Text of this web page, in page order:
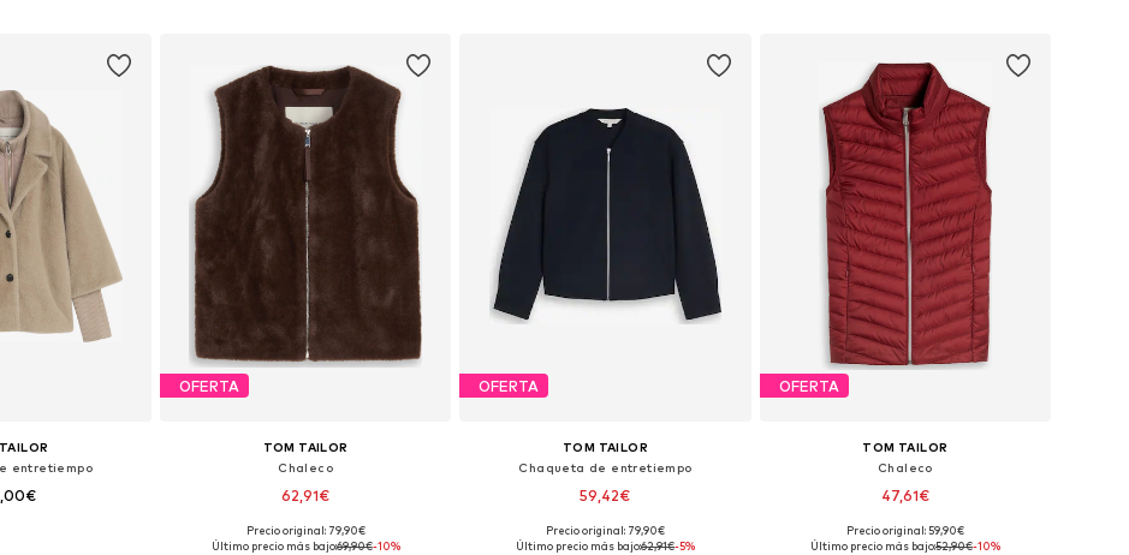
entretiempo
OFERTA
TOM TAILOR
Chaleco
62,91€
Tallas disponibles: XS, S, M, L, XL, XXL
Precio original: 79,90€
Último precio más bajo:69,90€-10%
OFERTA
TOM TAILOR
Chaqueta de entretiempo
59,42€
Tallas disponibles: S, M, L, XL, XXL
Precio original: 79,90€
Último precio más bajo:62,91€-5%
OFERTA
TOM TAILOR
Chaleco
47,61€
Tallas disponibles: XS, S, M, L, XL, XXL
Precio original: 59,90€
Último precio más bajo:52,90€-10%